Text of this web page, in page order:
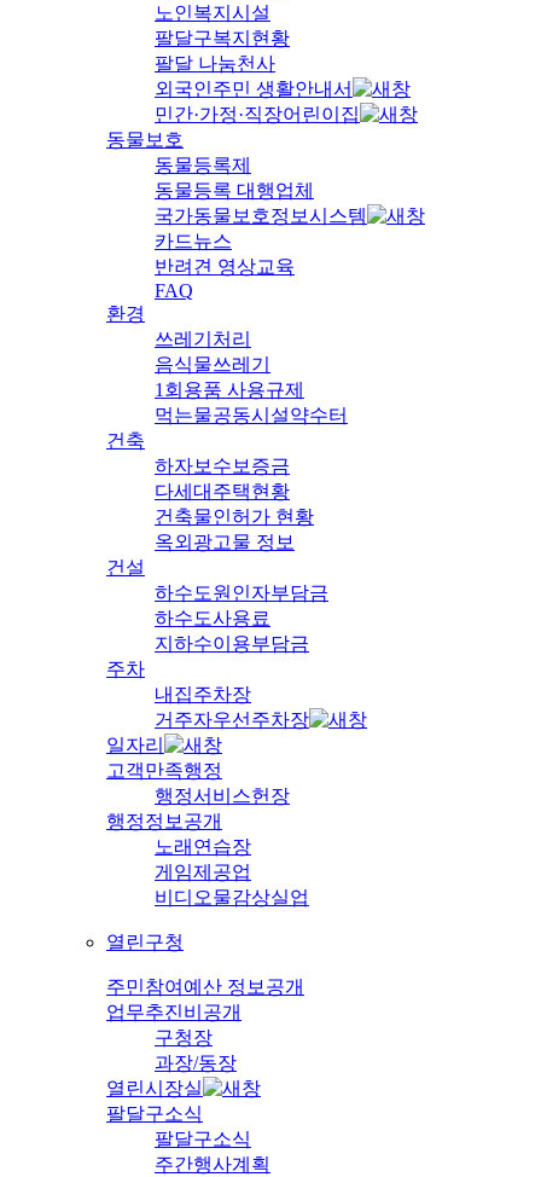
노인복지시설
팔달구복지현황
팔달 나눔천사
외국인주민 생활안내서
민간·가정·직장어린이집
동물보호
동물등록제
동물등록 대행업체
국가동물보호정보시스템
카드뉴스
반려견 영상교육
FAQ
환경
쓰레기처리
음식물쓰레기
1회용품 사용규제
먹는물공동시설약수터
건축
하자보수보증금
다세대주택현황
건축물인허가 현황
옥외광고물 정보
건설
하수도원인자부담금
하수도사용료
지하수이용부담금
주차
내집주차장
거주자우선주차장
일자리
고객만족행정
행정서비스헌장
행정정보공개
노래연습장
게임제공업
비디오물감상실업
열린구청
주민참여예산 정보공개
업무추진비공개
구청장
과장/동장
열린시장실
팔달구소식
팔달구소식
주간행사계획